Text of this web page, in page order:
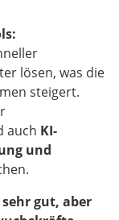
lösen, was die
steigert.
auch KI-
und
gut, aber